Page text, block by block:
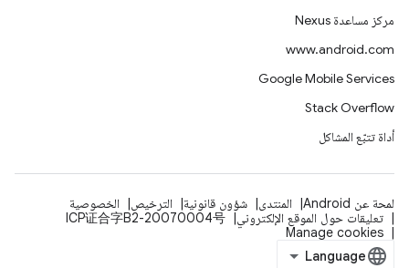
مركز مساعدة Nexus
www.android.com
Google Mobile Services
Stack Overflow
أداة تتبّع المشاكل
لمحة عن Android المنتدى شؤون قانونية الترخيص
الخصوصية
تعليقات حول الموقع الإلكتروني
ICP证合字B2-20070004号
Manage cookies